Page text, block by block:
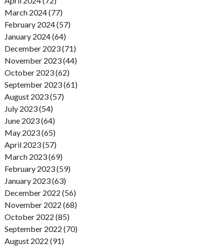
March 2024 (77)
February 2024 (57)
January 2024 (64)
December 2023 (71)
November 2023 (44)
October 2023 (62)
September 2023 (61)
August 2023 (57)
July 2023 (54)
June 2023 (64)
May 2023 (65)
April 2023 (57)
March 2023 (69)
February 2023 (59)
January 2023 (63)
December 2022 (56)
November 2022 (68)
October 2022 (85)
September 2022 (70)
August 2022 (91)